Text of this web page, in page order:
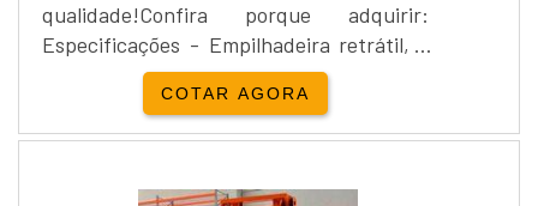
qualidade!Confira porque adquirir:
Especificações - Empilhadeira retrátil, -
Tração elétrica, - Elevação até 8 metros, -
Sem esforço do operador, - Elevação por
sistema fingertips. Utilização As
manual 2000 kg são diversificadas, seja
COTAR AGORA